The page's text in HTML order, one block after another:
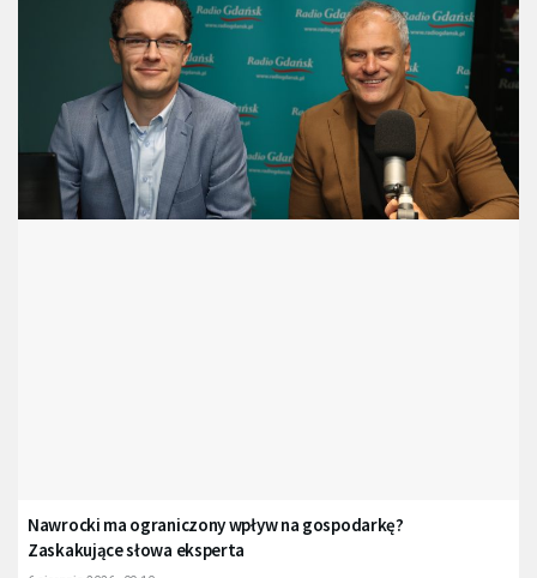
Nawrocki ma ograniczony wpływ na gospodarkę?
Zaskakujące słowa eksperta